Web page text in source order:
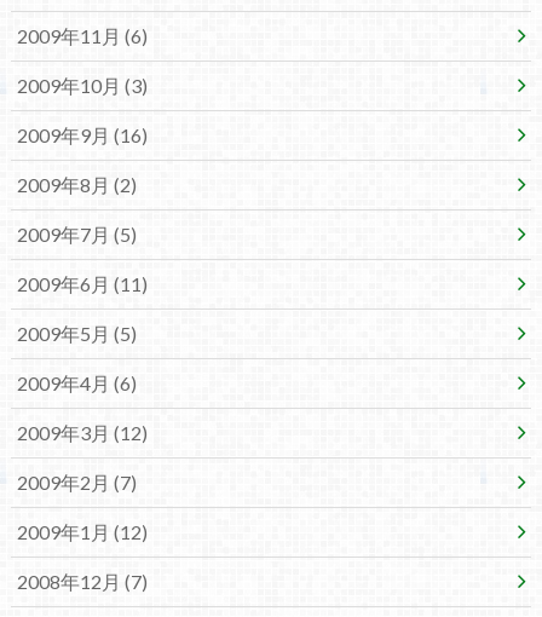
2009年11月 (6)
2009年10月 (3)
2009年9月 (16)
2009年8月 (2)
2009年7月 (5)
2009年6月 (11)
2009年5月 (5)
2009年4月 (6)
2009年3月 (12)
2009年2月 (7)
2009年1月 (12)
2008年12月 (7)